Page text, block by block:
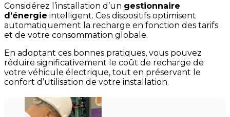
Considérez l’installation d’un gestionnaire
d’énergie intelligent. Ces dispositifs optimisent
automatiquement la recharge en fonction des tarifs
et de votre consommation globale.
En adoptant ces bonnes pratiques, vous pouvez
réduire significativement le coût de recharge de
votre véhicule électrique, tout en préservant le
confort d’utilisation de votre installation.